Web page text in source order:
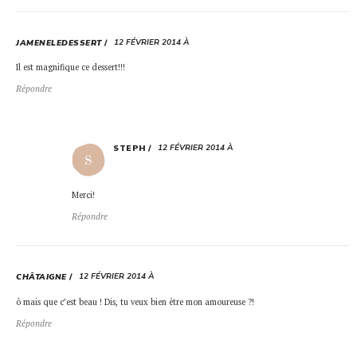
JAMENELEDESSERT 12 FÉVRIER 2014 À
Il est magnifique ce dessert!!!
Répondre
STEPH 12 FÉVRIER 2014 À
Merci!
Répondre
CHÂTAIGNE 12 FÉVRIER 2014 À
ô mais que c’est beau ! Dis, tu veux bien être mon amoureuse ?!
Répondre